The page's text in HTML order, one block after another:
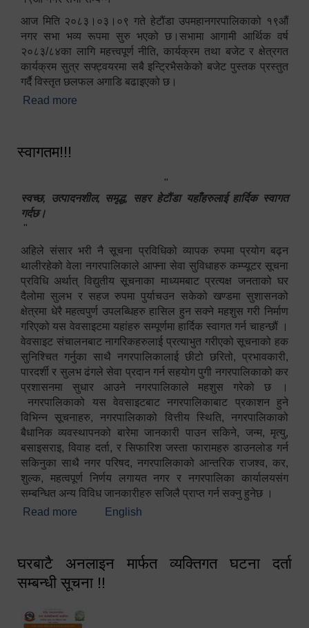
आज मिति २०८३।०३।०९ गते हेटौंडा उपमहानगरपालिकाको १९औं
नगर सभा भव्य रूपमा सुरु भएको छ।सभामा आगामी आर्थिक वर्ष
२०८३/८४का लागि महत्त्वपूर्ण नीति, कार्यक्रम तथा बजेट र क्षेत्रगत
कार्यक्रम सुत्र सफ्ट्वयरमा सबै इन्ट्रिभैसकेको बजेट पुस्तक प्रस्तुत
गर्दै विस्तृत छलफल अगाडि बढाइएको छ।
Read more
स्वागतम!!!
"
स्वच्छ, उत्पादनशील, समृद्ध, सहर हेटौंडा यहाँहरुलाई हार्दिक स्वागत
गर्दछ।
"
अहिले संसार भरी नै सूचना प्रविधिको व्यापक रुपमा प्रयोग बढ्न
थालीरहेको वेला नगरपालिकाले आफ्ना सेवा सुविधाहरु कम्प्यूटर सूचना
प्रविधि अर्थात् विद्युतीय सूचनाका माध्यमबाट प्रत्यक्ष जनताको घर
दैलोमा सुलभ र सहज रुपमा पुर्याचउन सकेको खण्डमा सुशासनको
क्षेत्रमा धेरै महत्वपुर्ण उपलब्धिहरु हासिल हुन सक्ने महशुस गरी निर्माण
गरिएको यस वेवसाइटमा यहांहरु सम्पूर्णमा हार्दिक स्वागत गर्न चाहन्छौं ।
वेवसाइट संचालनबाट नागरिकहरुलाई प्रत्याभुत गरीएको सूचनाको हक
सुनिश्चित गर्नुका साथै नगरपालिकालाई छीटो छरितो, प्रभावकारी,
पारदर्शी र सुलभ ढंगले सेवा प्रदान गर्न सहयोग पुगी नगरपालिकाको कर
प्रशासनमा सुधार आउने नगरपालिकाले महशुस गरेको छ ।
नगरपालिकाको यस वेवसाइटबाट नगरपालिकाबाट प्रकाशन हुने
विभिन्न सूचनाहरु, नगरपालिकाको वित्तीय स्थिति, नगरपालिकाको
बैधानिक व्यवस्थापनको बारेमा जानकारी पाउन सकिने, जन्म, मृत्यु,
बसाइसराइ, विवाह दर्ता, र सिफारिश जस्ता फारामहरु डाउनलोड गर्न
सकिनुका साथै नगर परिषद, नगरपालिकाको आन्तरिक राजश्व, कर,
शुल्क, महत्वपूर्ण निर्णय लगायत नगर र नगरपालिका कार्यालयसंग
सम्बन्धित अन्य विविध जानकारीहरु सजिलै प्राप्त गर्न सक्नु हुनेछ ।
Read more about स्वागतम!!!
English
घरबाटै अनलाइन मार्फत व्यक्तिगत घटना दर्ता
सम्बन्धी सूचना !!